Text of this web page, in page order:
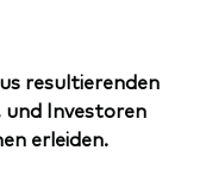
resultierenden
Investoren
erleiden.